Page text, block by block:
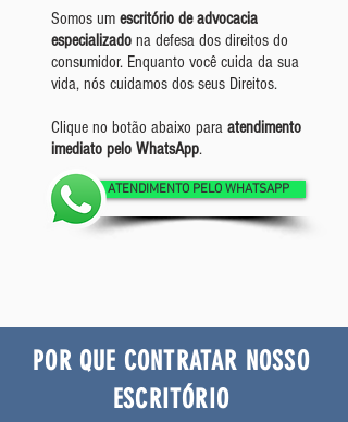
Somos um escritório de advocacia
especializado na defesa dos direitos do
consumidor. Enquanto você cuida da sua
vida, nós cuidamos dos seus Direitos.
Clique no botão abaixo para atendimento
imediato pelo WhatsApp.
ATENDIMENTO PELO WHATSAPP
POR QUE CONTRATAR NOSSO
ESCRITÓRIO